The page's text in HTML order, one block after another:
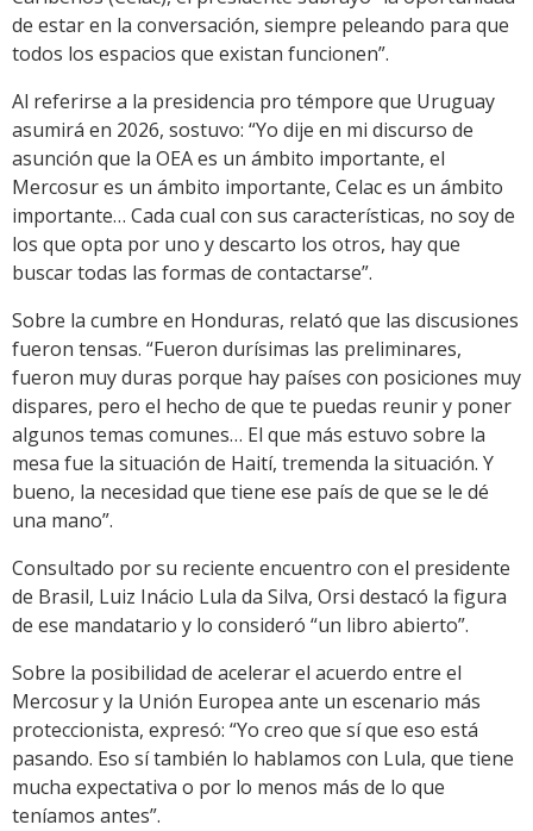
de estar en la conversación, siempre peleando para que
todos los espacios que existan funcionen”.
Al referirse a la presidencia pro témpore que Uruguay
asumirá en 2026, sostuvo: “Yo dije en mi discurso de
asunción que la OEA es un ámbito importante, el
Mercosur es un ámbito importante, Celac es un ámbito
importante… Cada cual con sus características, no soy de
los que opta por uno y descarto los otros, hay que
buscar todas las formas de contactarse”.
Sobre la cumbre en Honduras, relató que las discusiones
fueron tensas. “Fueron durísimas las preliminares,
fueron muy duras porque hay países con posiciones muy
dispares, pero el hecho de que te puedas reunir y poner
algunos temas comunes… El que más estuvo sobre la
mesa fue la situación de Haití, tremenda la situación. Y
bueno, la necesidad que tiene ese país de que se le dé
una mano”.
Consultado por su reciente encuentro con el presidente
de Brasil, Luiz Inácio Lula da Silva, Orsi destacó la figura
de ese mandatario y lo consideró “un libro abierto”.
Sobre la posibilidad de acelerar el acuerdo entre el
Mercosur y la Unión Europea ante un escenario más
proteccionista, expresó: “Yo creo que sí que eso está
pasando. Eso sí también lo hablamos con Lula, que tiene
mucha expectativa o por lo menos más de lo que
teníamos antes”.